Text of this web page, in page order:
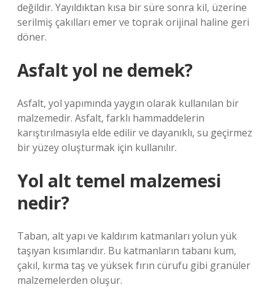
değildir. Yayıldıktan kısa bir süre sonra kil, üzerine
serilmiş çakılları emer ve toprak orijinal haline geri
döner.
Asfalt yol ne demek?
Asfalt, yol yapımında yaygın olarak kullanılan bir
malzemedir. Asfalt, farklı hammaddelerin
karıştırılmasıyla elde edilir ve dayanıklı, su geçirmez
bir yüzey oluşturmak için kullanılır.
Yol alt temel malzemesi
nedir?
Taban, alt yapı ve kaldırım katmanları yolun yük
taşıyan kısımlarıdır. Bu katmanların tabanı kum,
çakıl, kırma taş ve yüksek fırın cürufu gibi granüler
malzemelerden oluşur.